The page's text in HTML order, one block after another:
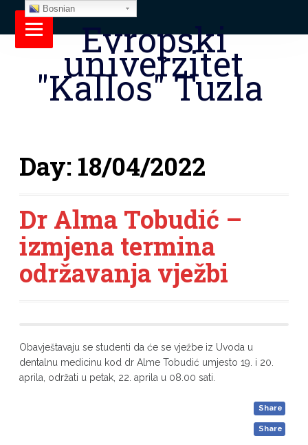
Evropski
univerzitet
"Kallos" Tuzla
Day: 18/04/2022
Dr Alma Tobudić –
izmjena termina
održavanja vježbi
Obavještavaju se studenti da će se vježbe iz Uvoda u
dentalnu medicinu kod dr Alme Tobudić umjesto 19. i 20.
aprila, održati u petak, 22. aprila u 08.00 sati.
Share
Share
Bosnian